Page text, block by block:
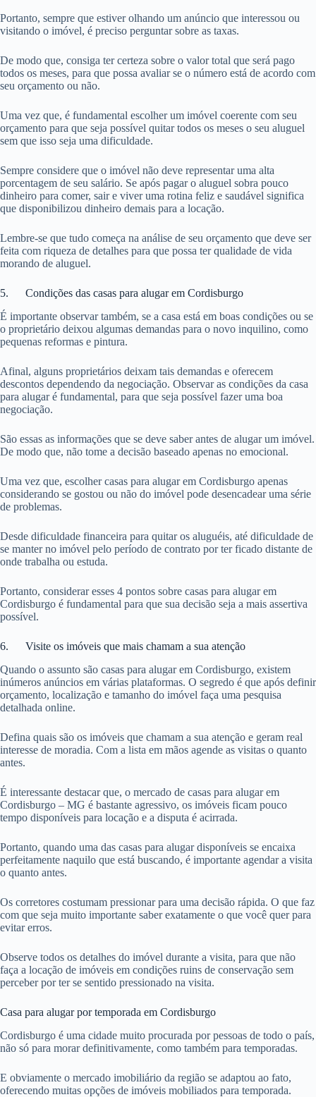
Portanto, sempre que estiver olhando um anúncio que interessou ou
visitando o imóvel, é preciso perguntar sobre as taxas.
De modo que, consiga ter certeza sobre o valor total que será pago
todos os meses, para que possa avaliar se o número está de acordo com
seu orçamento ou não.
Uma vez que, é fundamental escolher um imóvel coerente com seu
orçamento para que seja possível quitar todos os meses o seu aluguel
sem que isso seja uma dificuldade.
Sempre considere que o imóvel não deve representar uma alta
porcentagem de seu salário. Se após pagar o aluguel sobra pouco
dinheiro para comer, sair e viver uma rotina feliz e saudável significa
que disponibilizou dinheiro demais para a locação.
Lembre-se que tudo começa na análise de seu orçamento que deve ser
feita com riqueza de detalhes para que possa ter qualidade de vida
morando de aluguel.
5. Condições das casas para alugar em Cordisburgo
É importante observar também, se a casa está em boas condições ou se
o proprietário deixou algumas demandas para o novo inquilino, como
pequenas reformas e pintura.
Afinal, alguns proprietários deixam tais demandas e oferecem
descontos dependendo da negociação. Observar as condições da casa
para alugar é fundamental, para que seja possível fazer uma boa
negociação.
São essas as informações que se deve saber antes de alugar um imóvel.
De modo que, não tome a decisão baseado apenas no emocional.
Uma vez que, escolher casas para alugar em Cordisburgo apenas
considerando se gostou ou não do imóvel pode desencadear uma série
de problemas.
Desde dificuldade financeira para quitar os aluguéis, até dificuldade de
se manter no imóvel pelo período de contrato por ter ficado distante de
onde trabalha ou estuda.
Portanto, considerar esses 4 pontos sobre casas para alugar em
Cordisburgo é fundamental para que sua decisão seja a mais assertiva
possível.
6. Visite os imóveis que mais chamam a sua atenção
Quando o assunto são casas para alugar em Cordisburgo, existem
inúmeros anúncios em várias plataformas. O segredo é que após definir
orçamento, localização e tamanho do imóvel faça uma pesquisa
detalhada online.
Defina quais são os imóveis que chamam a sua atenção e geram real
interesse de moradia. Com a lista em mãos agende as visitas o quanto
antes.
É interessante destacar que, o mercado de casas para alugar em
Cordisburgo – MG é bastante agressivo, os imóveis ficam pouco
tempo disponíveis para locação e a disputa é acirrada.
Portanto, quando uma das casas para alugar disponíveis se encaixa
perfeitamente naquilo que está buscando, é importante agendar a visita
o quanto antes.
Os corretores costumam pressionar para uma decisão rápida. O que faz
com que seja muito importante saber exatamente o que você quer para
evitar erros.
Observe todos os detalhes do imóvel durante a visita, para que não
faça a locação de imóveis em condições ruins de conservação sem
perceber por ter se sentido pressionado na visita.
Casa para alugar por temporada em Cordisburgo
Cordisburgo é uma cidade muito procurada por pessoas de todo o país,
não só para morar definitivamente, como também para temporadas.
E obviamente o mercado imobiliário da região se adaptou ao fato,
oferecendo muitas opções de imóveis mobiliados para temporada.